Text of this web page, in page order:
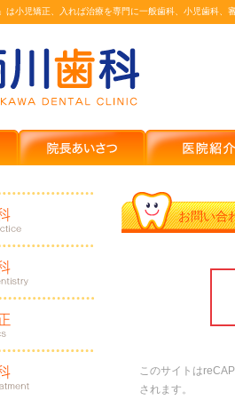
は小児矯正、入れば治療を専門に一般歯科、小児歯科
お問い合
このサイトは
されます。